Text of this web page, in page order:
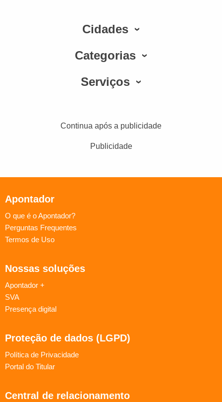
Cidades
Categorias
Serviços
Continua após a publicidade
Publicidade
Apontador
O que é o Apontador?
Perguntas Frequentes
Termos de Uso
Nossas soluções
Apontador +
SVA
Presença digital
Proteção de dados (LGPD)
Política de Privacidade
Portal do Titular
Central de relacionamento